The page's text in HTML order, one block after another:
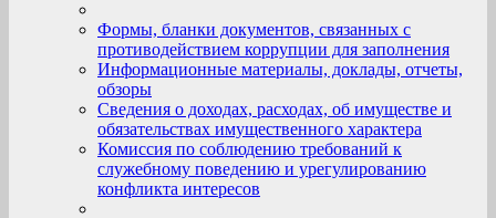
Формы, бланки документов, связанных с
противодействием коррупции для заполнения
Информационные материалы, доклады, отчеты,
обзоры
Сведения о доходах, расходах, об имуществе и
обязательствах имущественного характера
Комиссия по соблюдению требований к
служебному поведению и урегулированию
конфликта интересов